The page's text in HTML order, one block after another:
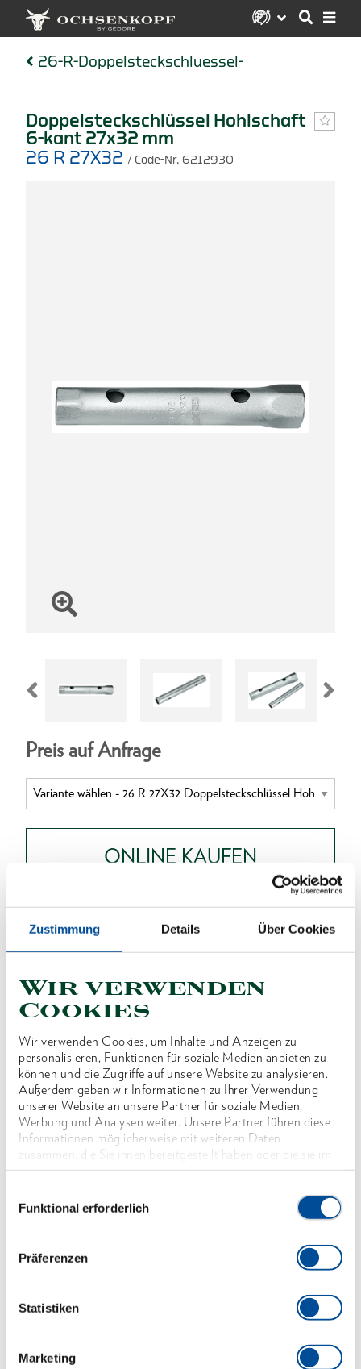
Zustimmung Details Über Cookies
Wir verwenden
Cookies
Wir verwenden Cookies, um Inhalte und Anzeigen zu
personalisieren, Funktionen für soziale Medien anbieten zu
können und die Zugriffe auf unsere Website zu analysieren.
Außerdem geben wir Informationen zu Ihrer Verwendung
unserer Website an unsere Partner für soziale Medien,
Werbung und Analysen weiter. Unsere Partner führen diese
Informationen möglicherweise mit weiteren Daten
zusammen, die Sie ihnen bereitgestellt haben oder die sie im
Rahmen Ihrer Nutzung der Dienste gesammelt haben. Unsere
Funktional erforderlich
Präferenzen
Statistiken
Marketing
26-R-Doppelsteckschluessel-
Doppelsteckschlüssel Hohlschaft
6-kant 27x32 mm
26 R 27X32 / Code-Nr. 6212930
Preis auf Anfrage
ONLINE KAUFEN
HÄNDLER FINDEN
Produktlinie EAN4010886621295
Produktbeschreibung
Ausführung nach DIN 896, Form B, ISO 2236, ISO
1085
Mit Hohlschaft, aus Stahlrohr, DIN 2391 nahtlos,
gehärtet, aus Werkstoff C35, verchromt
Mit Bohrung für Drehstifte No. 26 D und No. 26
RS (bitte separat bestellen)